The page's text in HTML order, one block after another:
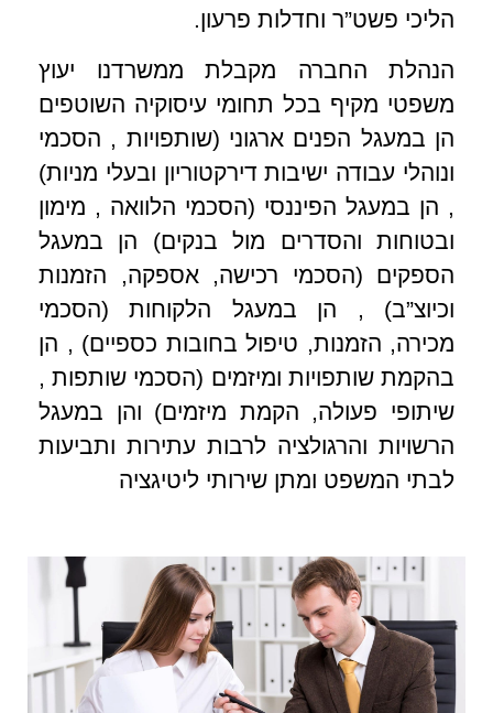
הליכי פשט”ר וחדלות פרעון.
הנהלת החברה מקבלת ממשרדנו יעוץ
משפטי מקיף בכל תחומי עיסוקיה השוטפים
הן במעגל הפנים ארגוני (שותפויות , הסכמי
ונוהלי עבודה ישיבות דירקטוריון ובעלי מניות)
, הן במעגל הפיננסי (הסכמי הלוואה , מימון
ובטוחות והסדרים מול בנקים) הן במעגל
הספקים (הסכמי רכישה, אספקה, הזמנות
וכיוצ”ב) , הן במעגל הלקוחות (הסכמי
מכירה, הזמנות, טיפול בחובות כספיים) , הן
בהקמת שותפויות ומיזמים (הסכמי שותפות ,
שיתופי פעולה, הקמת מיזמים) והן במעגל
הרשויות והרגולציה לרבות עתירות ותביעות
לבתי המשפט ומתן שירותי ליטיגציה